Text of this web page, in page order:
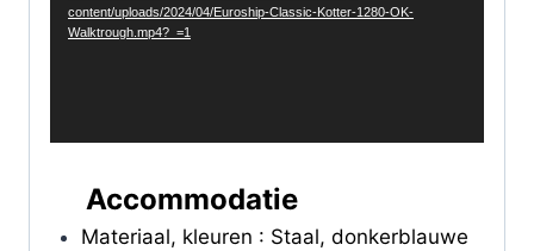
e
content/uploads/2024/04/Euroship-Classic-Kotter-1280-OK-
Walktrough.mp4?_=1
Accommodatie
Materiaal, kleuren : Staal, donkerblauwe